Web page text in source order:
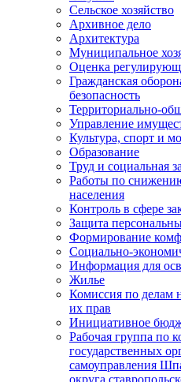
Сельское хозяйство
Архивное дело
Архитектура
Муниципальное
Оценка
Гражданская
безопасность
Территориально-
Управление
Культура, спорт и
Образование
Труд и социальная
Работы по
населения
Контроль в сфере
Защита
Формирование
Социально-
Информация для
Жилье
Комиссия по делам
их прав
Инициативное
Рабочая группа по
государственных
самоуправления
округа